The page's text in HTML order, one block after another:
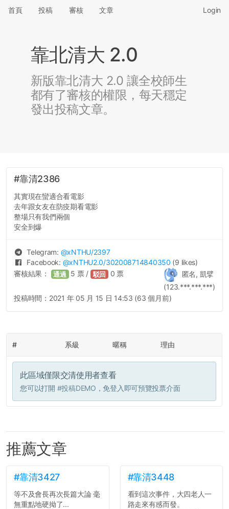
首頁 投稿 審核 文章 Login
靠北清大 2.0
新版靠北清大 2.0 讓全校師生
都有了審核的權限，每天穩定
發出投稿文章。
#靠清2386
其實現在蠻適合看電影
去年跟女友在防疫期看電影
整場只有我們兩個
安全到爆
Telegram: @xNTHU/2397
Facebook: @xNTHU2.0/302008714840350 (9 likes)
匿名, 凱擘
(123.***.***.***)
審核結果： 通過 5 票 / 駁回 0 票
投稿時間： 2021 年 05 月 15 日 14:53 (63 個月前)
# 系級 暱稱 理由
此區域僅限交清使用者查看
您可以打開 #投稿DEMO ，免登入即可預覽投票介面
推薦文章
#靠清3427
等不及會長再次長篇大論 毫
無重點地硬拗了...
#靠清3448
看到這次事件，大四老人一
路走來有感而發。